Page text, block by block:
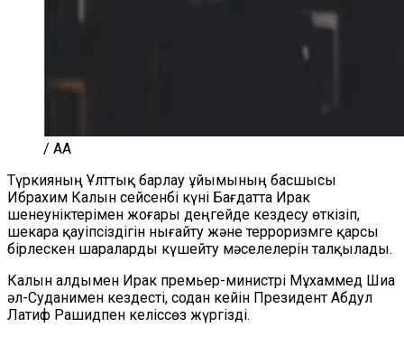
/ AA
Түркияның Ұлттық барлау ұйымының басшысы
Ибрахим Калын сейсенбі күні Бағдатта Ирак
шенеуніктерімен жоғары деңгейде кездесу өткізіп,
шекара қауіпсіздігін нығайту және терроризмге қарсы
бірлескен шараларды күшейту мәселелерін талқылады.
Калын алдымен Ирак премьер-министрі Мұхаммед Шиа
әл-Суданимен кездесті, содан кейін Президент Абдул
Латиф Рашидпен келіссөз жүргізді.